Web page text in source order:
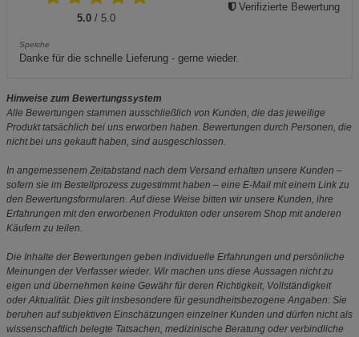
5.0 / 5.0
Speiche
Danke für die schnelle Lieferung - gerne wieder.
Verifizierte Bewertung
Hinweise zum Bewertungssystem
Alle Bewertungen stammen ausschließlich von Kunden, die das jeweilige
Produkt tatsächlich bei uns erworben haben. Bewertungen durch Personen, die
nicht bei uns gekauft haben, sind ausgeschlossen.
In angemessenem Zeitabstand nach dem Versand erhalten unsere Kunden –
sofern sie im Bestellprozess zugestimmt haben – eine E-Mail mit einem Link zu
den Bewertungsformularen. Auf diese Weise bitten wir unsere Kunden, ihre
Erfahrungen mit den erworbenen Produkten oder unserem Shop mit anderen
Käufern zu teilen.
Die Inhalte der Bewertungen geben individuelle Erfahrungen und persönliche
Meinungen der Verfasser wieder. Wir machen uns diese Aussagen nicht zu
eigen und übernehmen keine Gewähr für deren Richtigkeit, Vollständigkeit
oder Aktualität. Dies gilt insbesondere für gesundheitsbezogene Angaben: Sie
beruhen auf subjektiven Einschätzungen einzelner Kunden und dürfen nicht als
wissenschaftlich belegte Tatsachen, medizinische Beratung oder verbindliche